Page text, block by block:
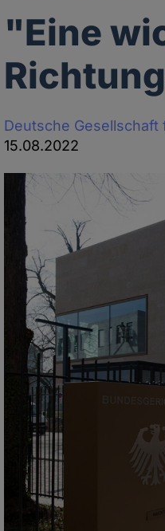
"Eine
Deutsche Gesellschaft
15.08.2022